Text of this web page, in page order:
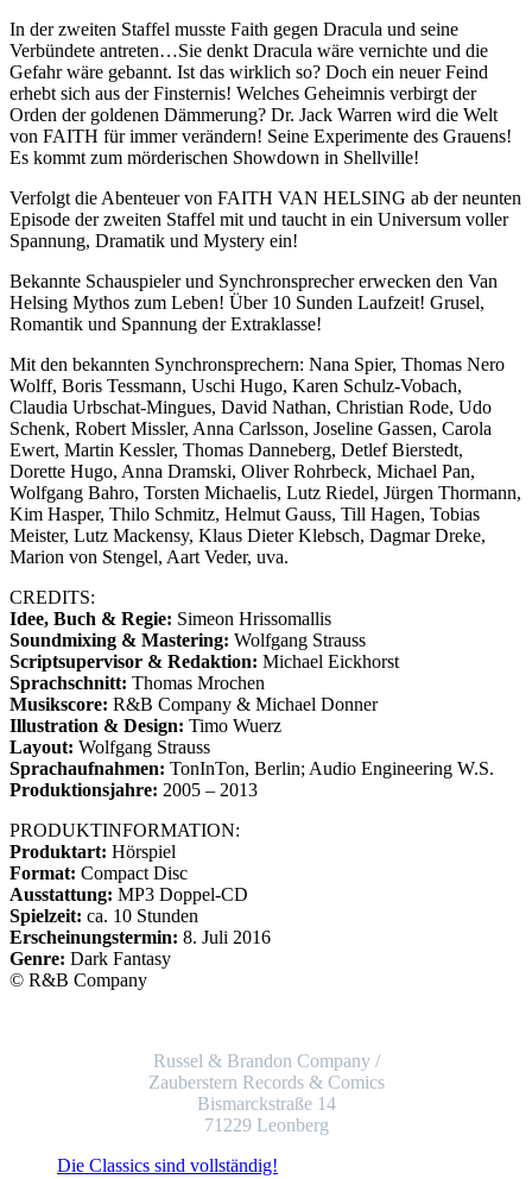
In der zweiten Staffel musste Faith gegen Dracula und seine
Verbündete antreten…Sie denkt Dracula wäre vernichte und die
Gefahr wäre gebannt. Ist das wirklich so? Doch ein neuer Feind
erhebt sich aus der Finsternis! Welches Geheimnis verbirgt der
Orden der goldenen Dämmerung? Dr. Jack Warren wird die Welt
von FAITH für immer verändern! Seine Experimente des Grauens!
Es kommt zum mörderischen Showdown in Shellville!
Verfolgt die Abenteuer von FAITH VAN HELSING ab der neunten
Episode der zweiten Staffel mit und taucht in ein Universum voller
Spannung, Dramatik und Mystery ein!
Bekannte Schauspieler und Synchronsprecher erwecken den Van
Helsing Mythos zum Leben! Über 10 Sunden Laufzeit! Grusel,
Romantik und Spannung der Extraklasse!
Mit den bekannten Synchronsprechern: Nana Spier, Thomas Nero
Wolff, Boris Tessmann, Uschi Hugo, Karen Schulz-Vobach,
Claudia Urbschat-Mingues, David Nathan, Christian Rode, Udo
Schenk, Robert Missler, Anna Carlsson, Joseline Gassen, Carola
Ewert, Martin Kessler, Thomas Danneberg, Detlef Bierstedt,
Dorette Hugo, Anna Dramski, Oliver Rohrbeck, Michael Pan,
Wolfgang Bahro, Torsten Michaelis, Lutz Riedel, Jürgen Thormann,
Kim Hasper, Thilo Schmitz, Helmut Gauss, Till Hagen, Tobias
Meister, Lutz Mackensy, Klaus Dieter Klebsch, Dagmar Dreke,
Marion von Stengel, Aart Veder, uva.
CREDITS:
Idee, Buch & Regie: Simeon Hrissomallis
Soundmixing & Mastering: Wolfgang Strauss
Scriptsupervisor & Redaktion: Michael Eickhorst
Sprachschnitt: Thomas Mrochen
Musikscore: R&B Company & Michael Donner
Illustration & Design: Timo Wuerz
Layout: Wolfgang Strauss
Sprachaufnahmen: TonInTon, Berlin; Audio Engineering W.S.
Produktionsjahre: 2005 – 2013
PRODUKTINFORMATION:
Produktart: Hörspiel
Format: Compact Disc
Ausstattung: MP3 Doppel-CD
Spielzeit: ca. 10 Stunden
Erscheinungstermin: 8. Juli 2016
Genre: Dark Fantasy
© R&B Company
Russel & Brandon Company /
Zauberstern Records & Comics
Bismarckstraße 14
71229 Leonberg
Die Classics sind vollständig!